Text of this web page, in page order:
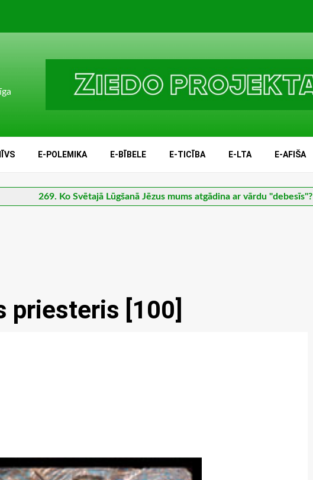
E-POLEMIKA E-BĪBELE E-TICĪBA E-LTA E-AFIŠA
269. Ko Svētajā Lūgšanā Jēzus mums atgādina ar vārdu "debesīs"?
priesteris [100]